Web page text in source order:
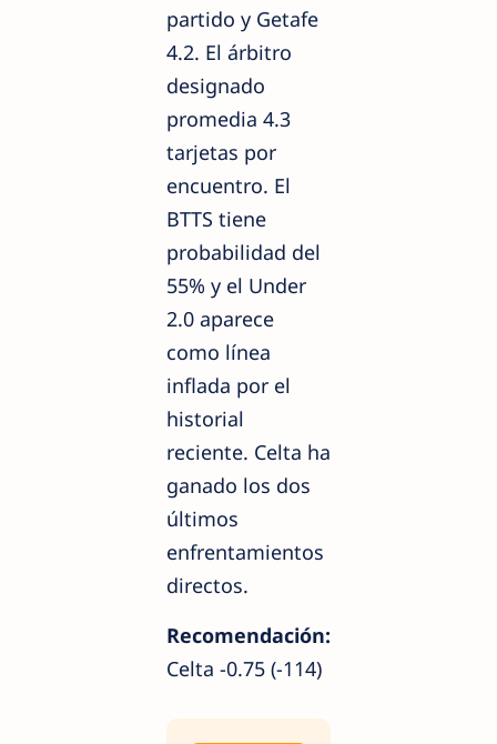
partido y Getafe
4.2. El árbitro
designado
promedia 4.3
tarjetas por
encuentro. El
BTTS tiene
probabilidad del
55% y el Under
2.0 aparece
como línea
inflada por el
historial
reciente. Celta ha
ganado los dos
últimos
enfrentamientos
directos.
Recomendación:
Celta -0.75 (-114)